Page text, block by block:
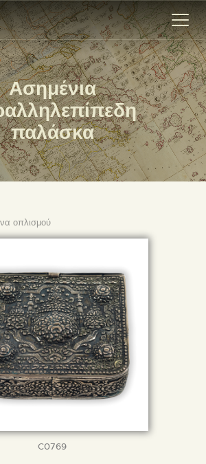
Ασημένια
παλάσκα
οπλισμού
C0769